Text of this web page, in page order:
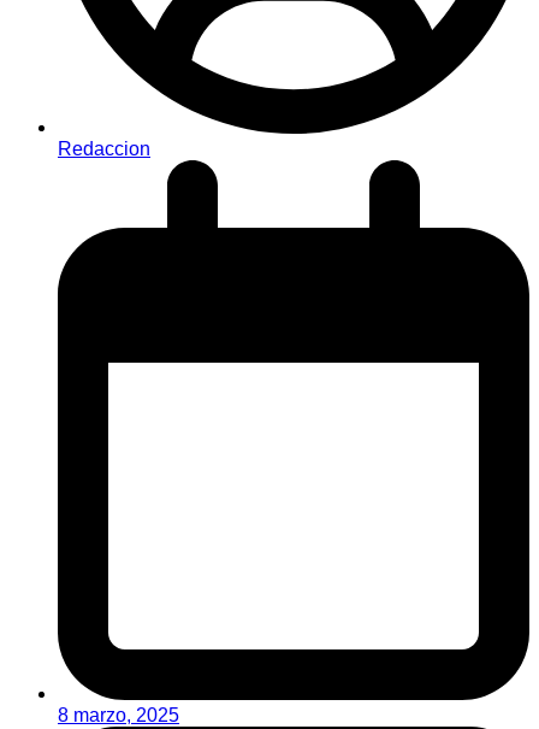
Redaccion
8 marzo, 2025